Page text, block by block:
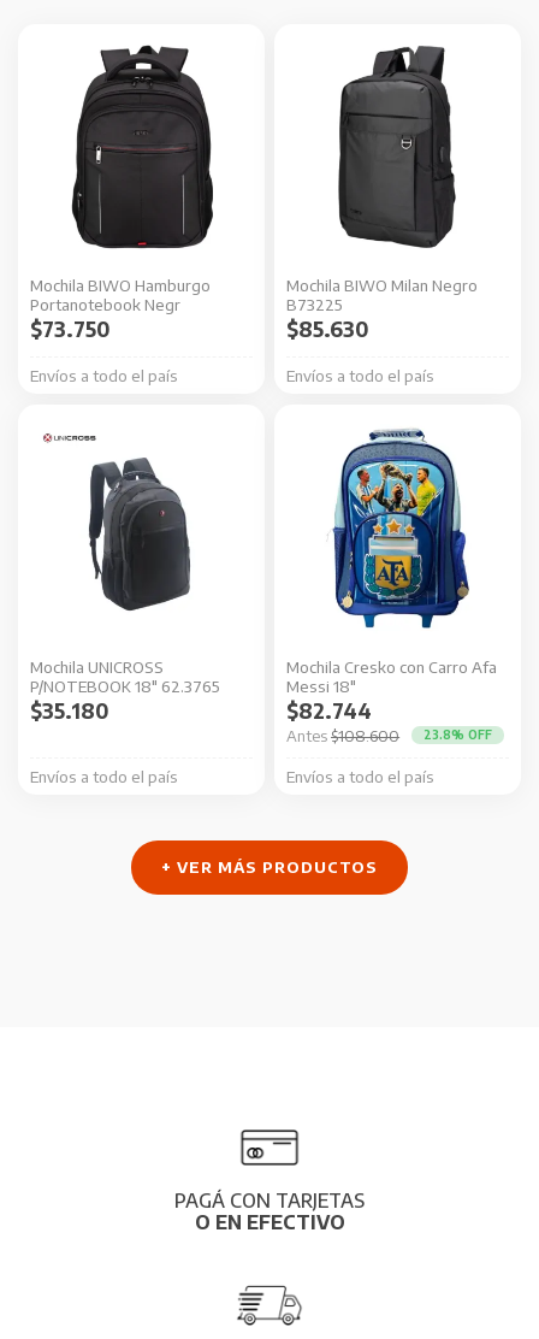
Mochila BIWO Hamburgo
Portanotebook Negr
Envíos a todo el país
$73.750
Mochila BIWO Milan Negro
B73225
Envíos a todo el país
$85.630
Mochila UNICROSS
P/NOTEBOOK 18″ 62.3765
Envíos a todo el país
$35.180
Mochila Cresko con Carro Afa
Messi 18″
Envíos a todo el país
$108.600
El
$82.744
El
23.8% OFF
+ VER MÁS PRODUCTOS
PAGÁ CON TARJETAS
O EN EFECTIVO